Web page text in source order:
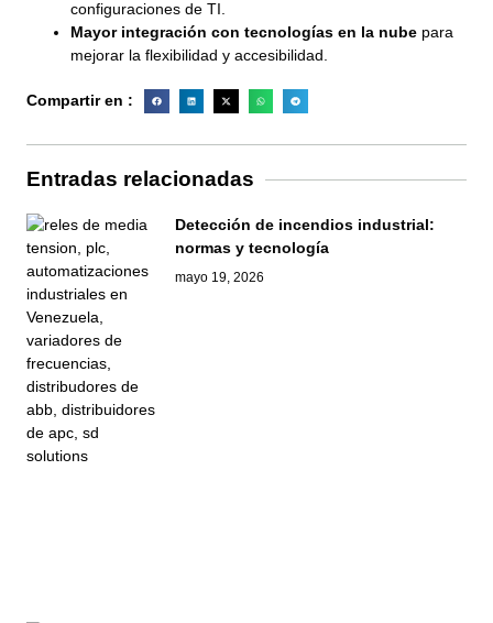
Entradas relacionadas
Detección de incendios industrial:
normas y tecnología
mayo 19, 2026
configuraciones de TI.
Mayor integración con tecnologías en la nube para
mejorar la flexibilidad y accesibilidad.
Compartir en :